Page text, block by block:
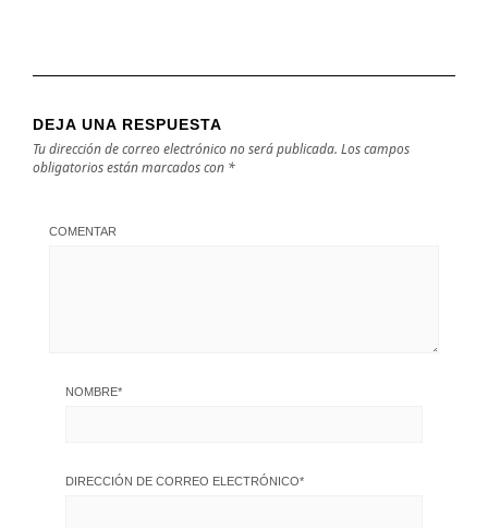
DEJA UNA RESPUESTA
Tu dirección de correo electrónico no será publicada. Los campos
obligatorios están marcados con *
COMENTAR
NOMBRE*
DIRECCIÓN DE CORREO ELECTRÓNICO*